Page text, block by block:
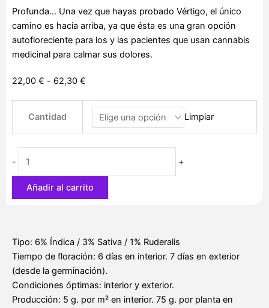
Profunda… Una vez que hayas probado Vértigo, el único
camino es hacia arriba, ya que ésta es una gran opción
autofloreciente para los y las pacientes que usan cannabis
medicinal para calmar sus dolores.
22,00 € - 62,30 €
precios:
desde
22,00 €
Cantidad Limpiar
-
cantidad
+
Añadir al carrito
Tipo: 6% Índica / 3% Sativa / 1% Ruderalis
Tiempo de floración: 6 días en interior. 7 días en exterior
(desde la germinación).
Condiciones óptimas: interior y exterior.
Producción: 5 g. por m² en interior. 75 g. por planta en